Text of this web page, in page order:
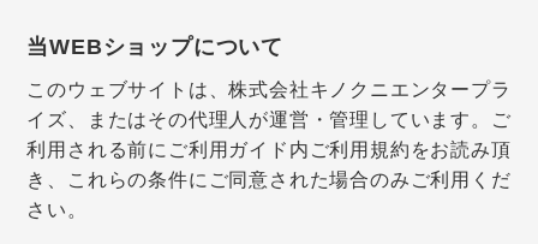
当WEBショップについて
このウェブサイトは、株式会社キノクニエンタープラ
イズ、またはその代理人が運営・管理しています。ご
利用される前にご利用ガイド内ご利用規約をお読み頂
き、これらの条件にご同意された場合のみご利用くだ
さい。